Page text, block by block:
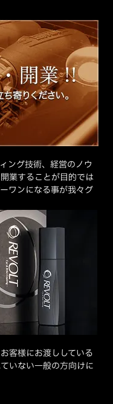
ング技術、経営のノウ
業することが目的では
ワンになる事が我々グ
客様にお渡ししている
いない一般の方向けに